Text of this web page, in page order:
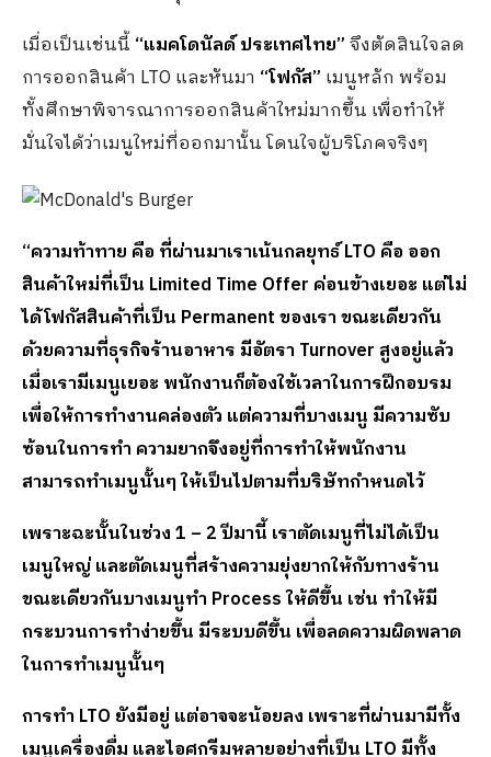
เมื่อเป็นเช่นนี้ “แมคโดนัลด์ ประเทศไทย”จึงตัดสินใจลด
การออกสินค้า LTO และหันมา “โฟกัส” เมนูหลัก พร้อม
ทั้งศึกษาพิจารณาการออกสินค้าใหม่มากขึ้น เพื่อทำให้
มั่นใจได้ว่าเมนูใหม่ที่ออกมานั้น โดนใจผู้บริโภคจริงๆ
“ความท้าทาย คือ ที่ผ่านมาเราเน้นกลยุทธ์LTO คือ ออก
สินค้าใหม่ที่เป็น Limited Time Offer ค่อนข้างเยอะ แต่ไม่
ได้โฟกัสสินค้าที่เป็น Permanent ของเรา ขณะเดียวกัน
ด้วยความที่ธุรกิจร้านอาหาร มีอัตรา Turnover สูงอยู่แล้ว
เมื่อเรามีเมนูเยอะ พนักงานก็ต้องใช้เวลาในการฝึกอบรม
เพื่อให้การทำงานคล่องตัว แต่ความที่บางเมนู มีความซับ
ซ้อนในการทำ ความยากจึงอยู่ที่การทำให้พนักงาน
สามารถทำเมนูนั้นๆ ให้เป็นไปตามที่บริษัทกำหนดไว้
เพราะฉะนั้นในช่วง1 – 2 ปีมานี้ เราตัดเมนูที่ไม่ได้เป็น
เมนูใหญ่ และตัดเมนูที่สร้างความยุ่งยากให้กับทางร้าน
ขณะเดียวกันบางเมนูทำ Process ให้ดีขึ้น เช่น ทำให้มี
กระบวนการทำง่ายขึ้น มีระบบดีขึ้น เพื่อลดความผิดพลาด
ในการทำเมนูนั้นๆ
การทำ LTO ยังมีอยู่ แต่อาจจะน้อยลง เพราะที่ผ่านมามีทั้ง
เมนูเครื่องดื่ม และไอศกรีมหลายอย่างที่เป็น LTO มีทั้ง